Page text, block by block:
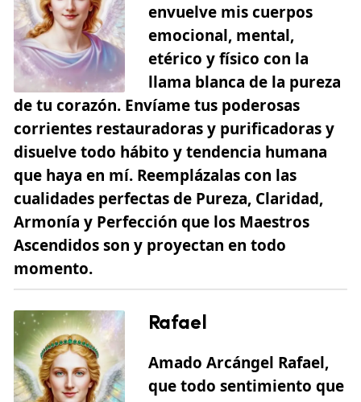
envuelve mis cuerpos
emocional, mental,
etérico y físico con la
llama blanca de la pureza
de tu corazón. Envíame tus poderosas
corrientes restauradoras y purificadoras y
disuelve todo hábito y tendencia humana
que haya en mí. Reemplázalas con las
cualidades perfectas de Pureza, Claridad,
Armonía y Perfección que los Maestros
Ascendidos son y proyectan en todo
momento.
Rafael
Amado Arcángel Rafael,
que todo sentimiento que